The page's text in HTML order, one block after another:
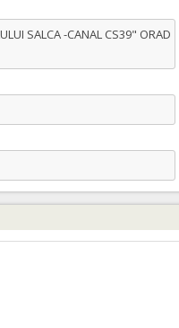
SALCA -CANAL CS39" ORAD